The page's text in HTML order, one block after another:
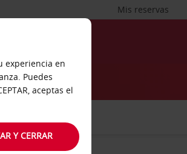
Mis reservas
experiencia en
Puedes
aceptas el
Y CERRAR